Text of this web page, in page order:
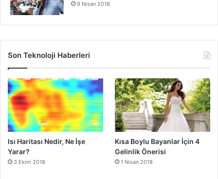
9 Nisan 2018
Son Teknoloji Haberleri
Isı Haritası Nedir, Ne İşe
Yarar?
3 Ekim 2018
Kısa Boylu Bayanlar İçin 4
Gelinlik Önerisi
1 Nisan 2018